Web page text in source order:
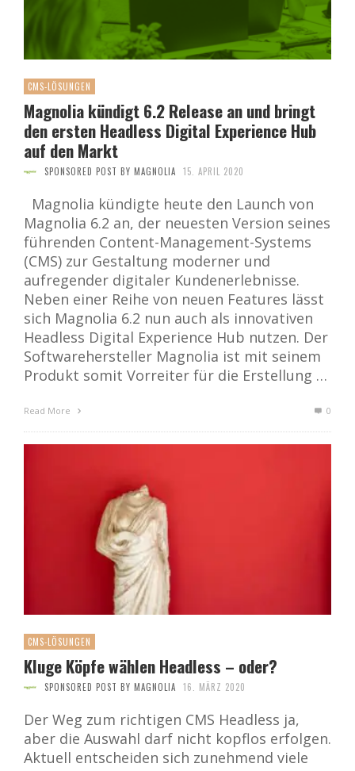
CMS-LÖSUNGEN
Magnolia kündigt 6.2 Release an und bringt
den ersten Headless Digital Experience Hub
auf den Markt
SPONSORED POST BY MAGNOLIA 15. APRIL 2020
Magnolia kündigte heute den Launch von
Magnolia 6.2 an, der neuesten Version seines
führenden Content-Management-Systems
(CMS) zur Gestaltung moderner und
aufregender digitaler Kundenerlebnisse.
Neben einer Reihe von neuen Features lässt
sich Magnolia 6.2 nun auch als innovativen
Headless Digital Experience Hub nutzen. Der
Softwarehersteller Magnolia ist mit seinem
Produkt somit Vorreiter für die Erstellung …
Read More 0
CMS-LÖSUNGEN
Kluge Köpfe wählen Headless – oder?
SPONSORED POST BY MAGNOLIA 16. MÄRZ 2020
Der Weg zum richtigen CMS Headless ja,
aber die Auswahl darf nicht kopflos erfolgen.
Aktuell entscheiden sich zunehmend viele